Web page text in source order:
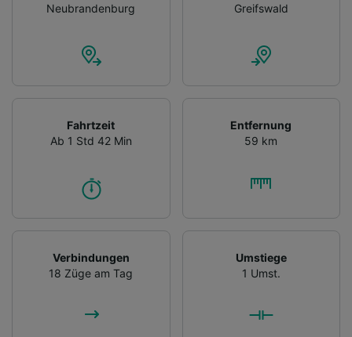
Neubrandenburg
Greifswald
Fahrtzeit
Ab 1 Std 42 Min
Entfernung
59 km
Verbindungen
18 Züge am Tag
Umstiege
1 Umst.